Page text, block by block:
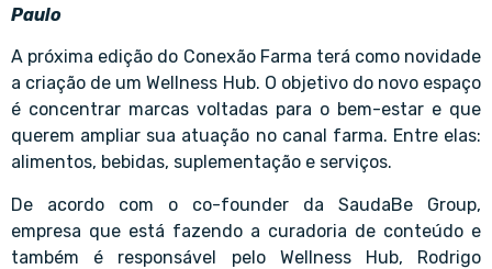
Paulo
A próxima edição do Conexão Farma terá como novidade
a criação de um Wellness Hub. O objetivo do novo espaço
é concentrar marcas voltadas para o bem-estar e que
querem ampliar sua atuação no canal farma. Entre elas:
alimentos, bebidas, suplementação e serviços.
De acordo com o co-founder da SaudaBe Group,
empresa que está fazendo a curadoria de conteúdo e
também é responsável pelo Wellness Hub, Rodrigo